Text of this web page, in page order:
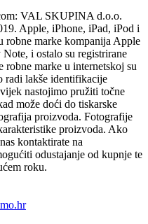
VAL SKUPINA d.o.o.
Apple, iPhone, iPad, iPod i
robne marke kompanija Apple
i ostalo su registrirane
robne marke u internetskoj su
radi lakše identifikacije
nastojimo pružiti točne
može doći do tiskarske
proizvoda. Fotografije
proizvoda. Ako
kontaktirate na
odustajanje od kupnje te
roku.